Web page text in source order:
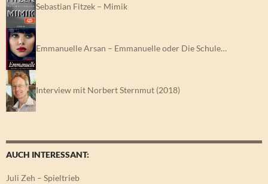
Sebastian Fitzek – Mimik
Emmanuelle Arsan – Emmanuelle oder Die Schule…
Interview mit Norbert Sternmut (2018)
AUCH INTERESSANT:
Juli Zeh – Spieltrieb